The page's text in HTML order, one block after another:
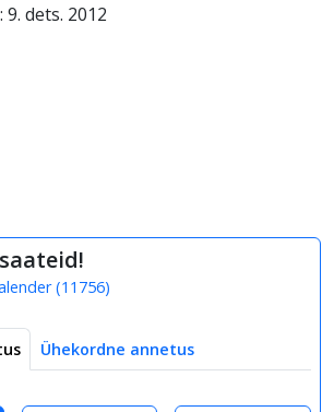
9. dets. 2012
(11756)
Ühekordne annetus